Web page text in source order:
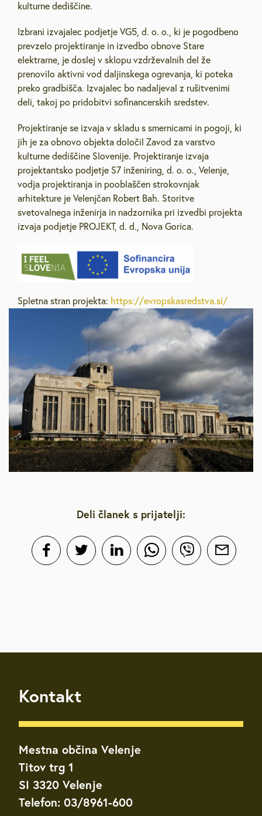
kulturne dediščine.
Izbrani izvajalec podjetje VG5, d. o. o., ki je pogodbeno
prevzelo projektiranje in izvedbo obnove Stare
elektrarne, je doslej v sklopu vzdrževalnih del že
prenovilo aktivni vod daljinskega ogrevanja, ki poteka
preko gradbišča. Izvajalec bo nadaljeval z rušitvenimi
deli, takoj po pridobitvi sofinancerskih sredstev.
Projektiranje se izvaja v skladu s smernicami in pogoji, ki
jih je za obnovo objekta določil Zavod za varstvo
kulturne dediščine Slovenije. Projektiranje izvaja
projektantsko podjetje S7 inženiring, d. o. o., Velenje,
vodja projektiranja in pooblaščen strokovnjak
arhitekture je Velenjčan Robert Bah. Storitve
svetovalnega inženirja in nadzornika pri izvedbi projekta
izvaja podjetje PROJEKT, d. d., Nova Gorica.
Spletna stran projekta: https://evropskasredstva.si/
Deli članek s prijatelji:
Kontakt
Mestna občina Velenje
Titov trg 1
SI 3320 Velenje
Telefon: 03/8961-600